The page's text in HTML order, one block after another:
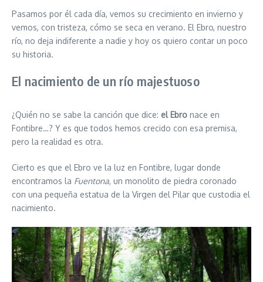
Pasamos por él cada día, vemos su crecimiento en invierno y
vemos, con tristeza, cómo se seca en verano. El Ebro, nuestro
río, no deja indiferente a nadie y hoy os quiero contar un poco
su historia.
El nacimiento de un río majestuoso
¿Quién no se sabe la canción que dice: el Ebro nace en
Fontibre…? Y es que todos hemos crecido con esa premisa,
pero la realidad es otra.
Cierto es que el Ebro ve la luz en Fontibre, lugar donde
encontramos la Fuentona, un monolito de piedra coronado
con una pequeña estatua de la Virgen del Pilar que custodia el
nacimiento.